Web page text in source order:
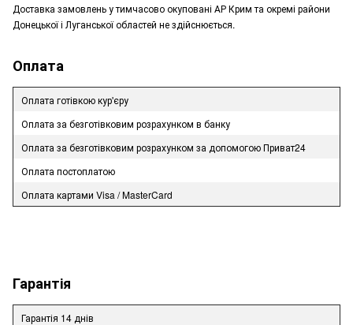
Доставка замовлень у тимчасово окуповані АР Крим та окремі райони
Донецької і Луганської областей не здійснюється.
Оплата
Оплата готівкою кур'єру
Оплата за безготівковим розрахунком в банку
Оплата за безготівковим розрахунком за допомогою Приват24
Оплата постоплатою
Оплата картами Visa / MasterCard
Гарантія
Гарантія 14 днів